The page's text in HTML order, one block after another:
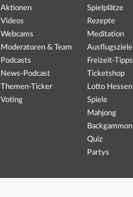
Aktionen
Videos
Webcams
Moderatoren & Team
Podcasts
News-Podcast
Themen-Ticker
Voting
Spielplätze
Rezepte
Meditation
Ausflugsziele
Freizeit-Tipps
Ticketshop
Lotto Hessen
Spiele
Mahjong
Backgammon
Quiz
Partys